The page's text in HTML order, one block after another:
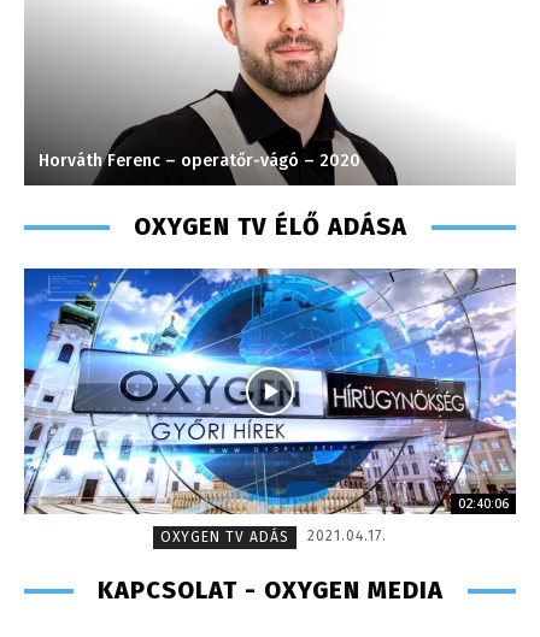
Horváth Ferenc – operatőr-vágó – 2020
OXYGEN TV ÉLŐ ADÁSA
02:40:06
OXYGEN TV ADÁS
2021.04.17.
KAPCSOLAT - OXYGEN MEDIA